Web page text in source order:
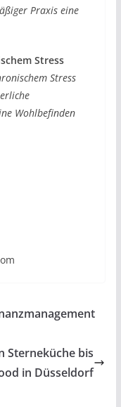
Praxis eine
Stress
Stress
Wohlbefinden
Sterneküche bis
in Düsseldorf